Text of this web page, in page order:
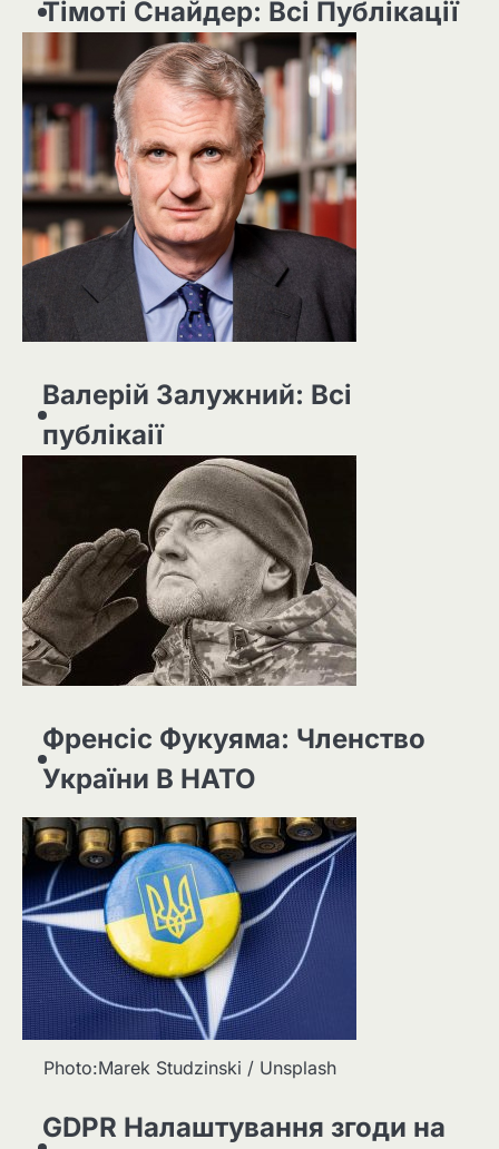
Тімоті Снайдер: Всі Публікації
Валерій Залужний: Всі
публікаії
Френсіс Фукуяма: Членство
України В НАТО
Photo:Marek Studzinski / Unsplash
GDPR Налаштування згоди на